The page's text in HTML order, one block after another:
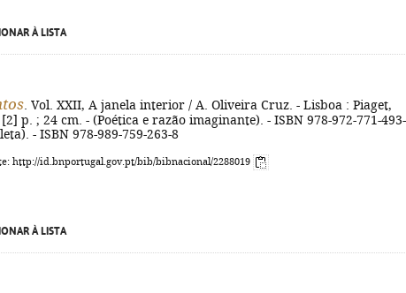
À LISTA
. Vol. XXII, A janela interior / A. Oliveira Cruz. - Lisboa : Piaget,
p. ; 24 cm. - (Poética e razão imaginante). - ISBN 978-972-771-
- ISBN 978-989-759-263-8
http://id.bnportugal.gov.pt/bib/bibnacional/2288019
À LISTA